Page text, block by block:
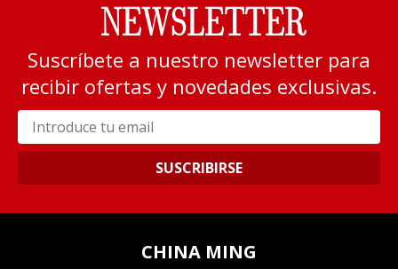
NEWSLETTER
Suscríbete a nuestro newsletter para
recibir ofertas y novedades exclusivas.
SUSCRIBIRSE
CHINA MING